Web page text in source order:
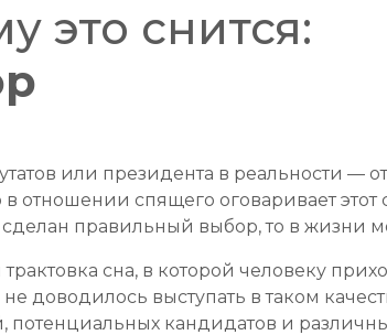
это снится:
или президента в реальности —
в отношении спящего оговаривает
правильный выбор, то в жизни
сна, в которой человеку
доводилось выступать в таком
потенциальных кандидатов и